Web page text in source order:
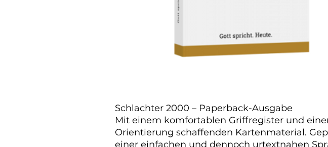
Schlachter 2000 – Paperback-Ausgabe
Mit einem komfortablen Griffregister und
Orientierung schaffenden Kartenmaterial.
einer einfachen und dennoch urtextnahen